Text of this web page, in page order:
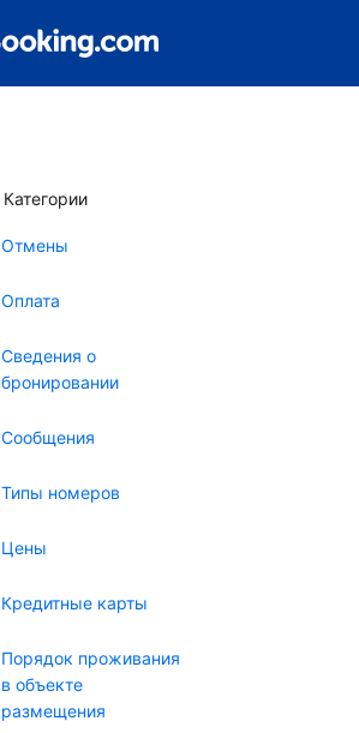
Категории
Отмены
Оплата
Сведения о
бронировании
Сообщения
Типы номеров
Цены
Кредитные карты
Порядок проживания
в объекте
размещения